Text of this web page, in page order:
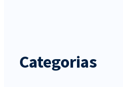
Categorias